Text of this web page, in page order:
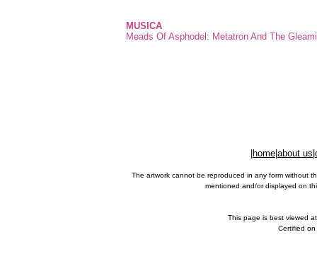
MUSICA
Meads Of Asphodel: Metatron And The
home about us
The artwork cannot be reproduced in any form without
mentioned and/or displayed on
This page is best viewed
Certified on